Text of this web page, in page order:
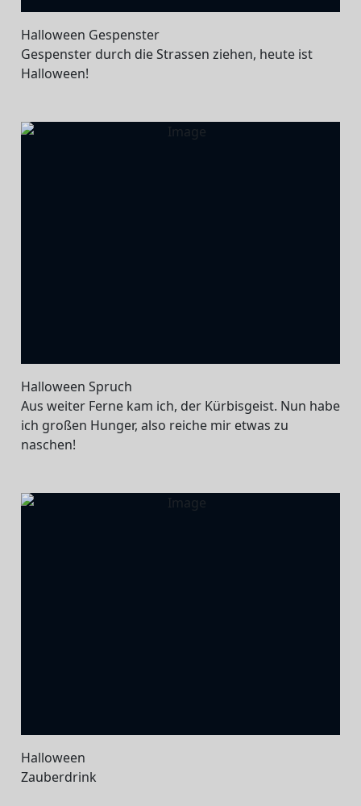
Halloween Gespenster
Gespenster durch die Strassen ziehen, heute ist
Halloween!
Halloween Spruch
Aus weiter Ferne kam ich, der Kürbisgeist. Nun habe
ich großen Hunger, also reiche mir etwas zu
naschen!
Halloween
Zauberdrink